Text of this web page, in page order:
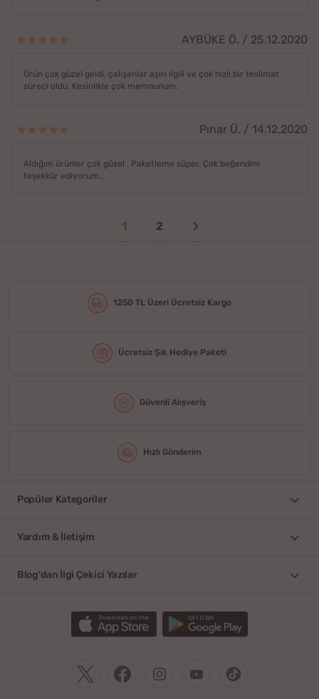
AYBÜKE Ö. / 25.12.2020
Ürün çok güzel geldi, çalışanlar aşırı ilgili ve çok hızlı bir teslimat
süreci oldu. Kesinlikle çok memnunum.
Pınar Ü. / 14.12.2020
Aldığım ürünler çok güzel . Paketleme süper. Çok beğendim
teşekkür ediyorum...
1 2
1250 TL Üzeri Ücretsiz Kargo
Ücretsiz Şık Hediye Paketi
Güvenli Alışveriş
Hızlı Gönderim
Popüler Kategoriler
Yardım & İletişim
Blog'dan İlgi Çekici Yazılar